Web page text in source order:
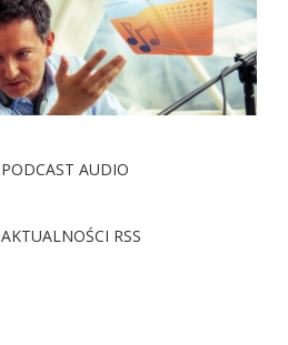
PODCAST AUDIO
AKTUALNOŚCI RSS